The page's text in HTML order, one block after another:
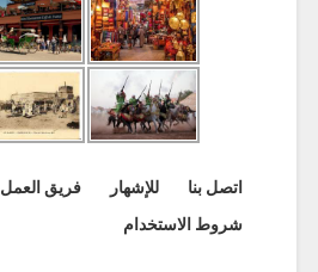
اتصل بنا للإشهار
فريق العمل
شروط الاستخدام